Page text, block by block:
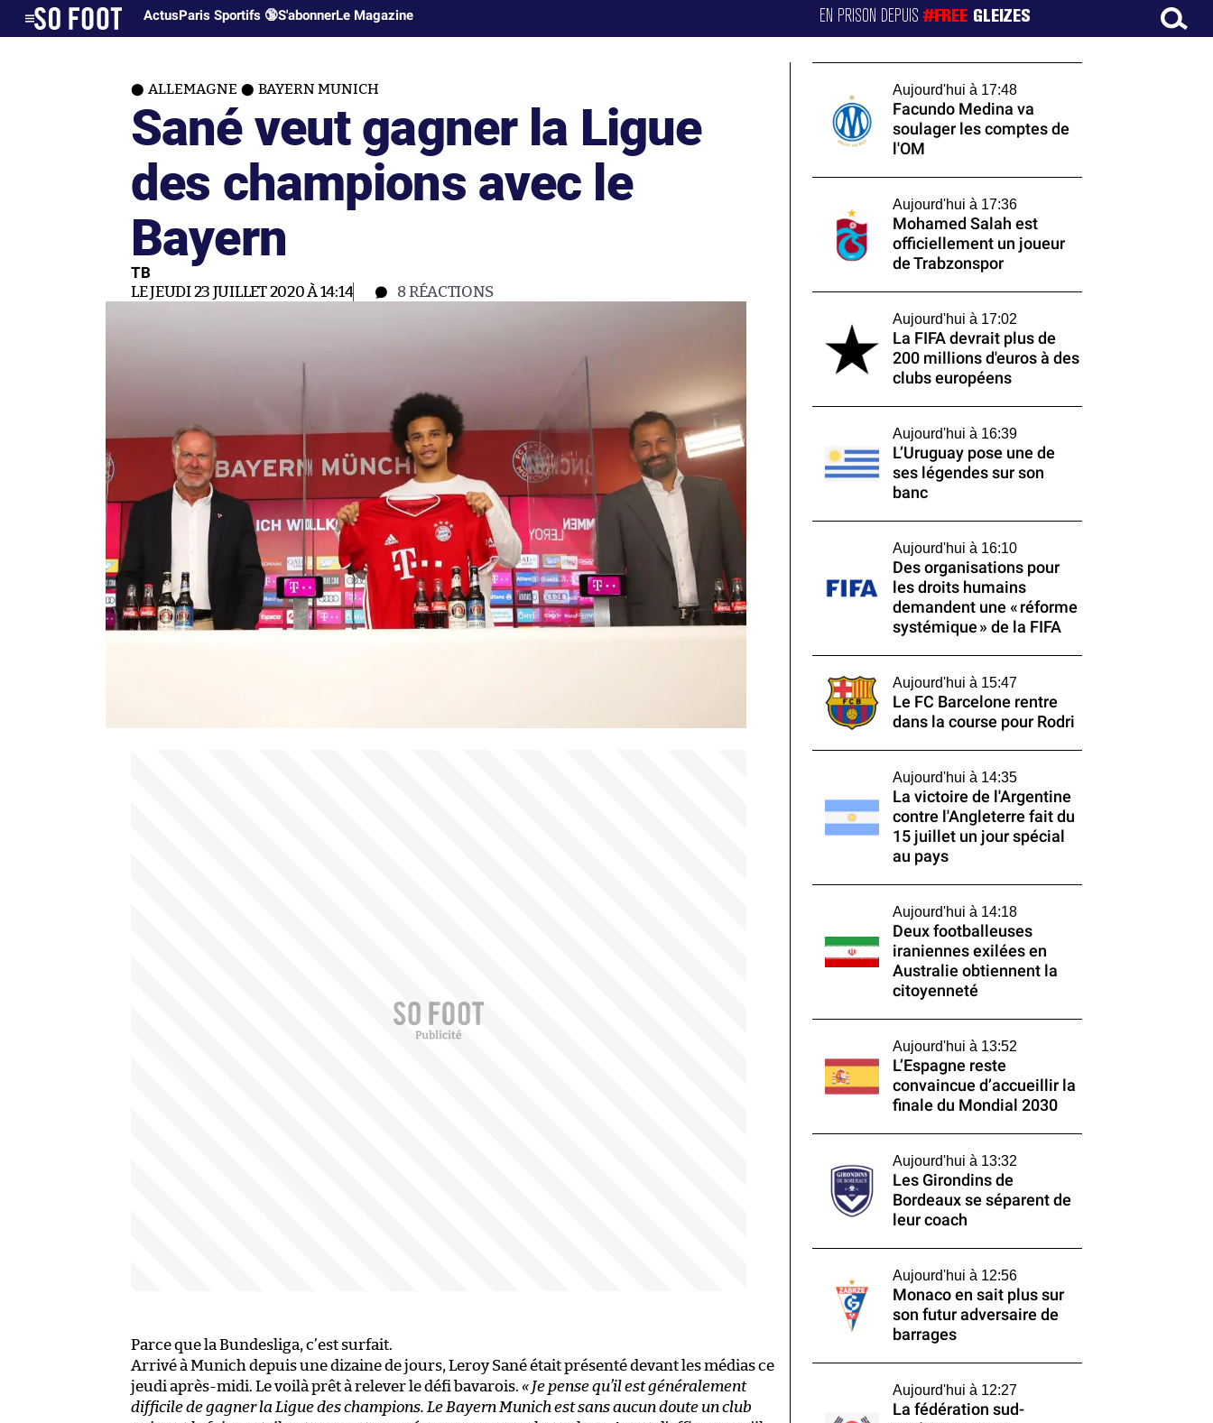
ActusParis Sportifs 🔞S'abonnerLe Magazine EN PRISON DEPUIS#FREE GLEIZES
ALLEMAGNE BAYERN MUNICH
Sané veut gagner la Ligue
des champions avec le
Bayern
TB
LE JEUDI 23 JUILLET 2020 À 14:14 8RÉACTIONS
Parce que la Bundesliga, c’est surfait.
Arrivé à Munich depuis une dizaine de jours, Leroy Sané était présenté devant les médias ce
jeudi après-midi. Le voilà prêt à relever le défi bavarois. « Je pense qu’il est généralement
difficile de gagner la Ligue des champions. Le Bayern Munich est sans aucun doute un club
Aujourd'hui à 17:48
Facundo Medina va
soulager les comptes de
l'OM
Aujourd'hui à 17:36
Mohamed Salah est
officiellement un joueur
de Trabzonspor
Aujourd'hui à 17:02
La FIFA devrait plus de
200 millions d'euros à des
clubs européens
Aujourd'hui à 16:39
L’Uruguay pose une de
ses légendes sur son
banc
Aujourd'hui à 16:10
Des organisations pour
les droits humains
demandent une « réforme
systémique » de la FIFA
Aujourd'hui à 15:47
Le FC Barcelone rentre
dans la course pour Rodri
Aujourd'hui à 14:35
La victoire de l'Argentine
contre l'Angleterre fait du
15 juillet un jour spécial
au pays
Aujourd'hui à 14:18
Deux footballeuses
iraniennes exilées en
Australie obtiennent la
citoyenneté
Aujourd'hui à 13:52
L’Espagne reste
convaincue d’accueillir la
finale du Mondial 2030
Aujourd'hui à 13:32
Les Girondins de
Bordeaux se séparent de
leur coach
Aujourd'hui à 12:56
Monaco en sait plus sur
son futur adversaire de
barrages
Aujourd'hui à 12:27
La fédération sud-